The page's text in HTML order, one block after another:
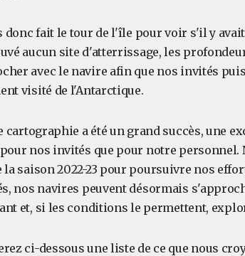
donc fait le tour de l'île pour voir s'il y
aucun site d'atterrissage, les
avec le navire afin que nos invités
visité de l'Antarctique.
cartographie a été un grand succès, une
nos invités que pour notre
la saison 2022-23 pour poursuivre nos
nos navires peuvent désormais
et, si les conditions le permettent,
ci-dessous une liste de ce que nous